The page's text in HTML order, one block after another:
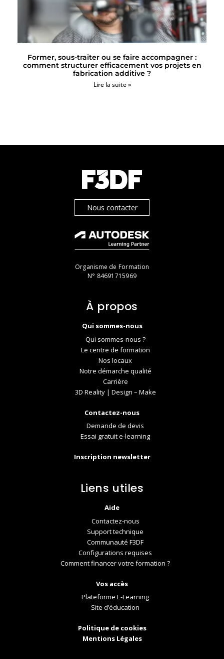
Former, sous-traiter ou se faire accompagner :
comment structurer efficacement vos projets en
fabrication additive ?
Lire la suite »
Nous contacter
Organisme de Formation
N° 84691715969
À propos
Qui sommes-nous
Qui sommes-nous ?
Le centre de formation
Nos locaux
Notre démarche qualité
Carrière
3D Reality | Design – Make
Contactez-nous
Demande de devis
Essai gratuit e-learning
Inscription newsletter
Liens utiles
Aide
Contactez-nous
Support technique
Communauté F3DF
Configurations requises
Comment financer votre formation ?
Vos accès
Plateforme E-Learning
Site d’éducation
Politique de cookies
Mentions Légales